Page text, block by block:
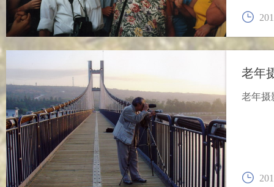
老年
老年摄